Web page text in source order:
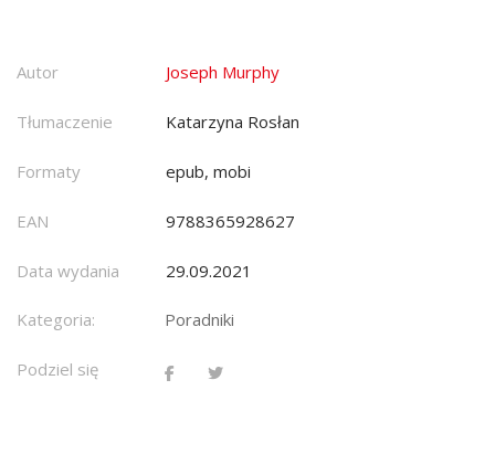
Autor Joseph Murphy
Tłumaczenie Katarzyna Rosłan
Formaty epub, mobi
EAN 9788365928627
Data wydania 29.09.2021
Kategoria: Poradniki
Podziel się